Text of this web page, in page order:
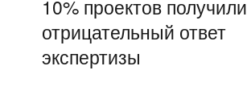
по
записям
Предыдущая
запись:
10% проектов получили
отрицательный ответ
экспертизы